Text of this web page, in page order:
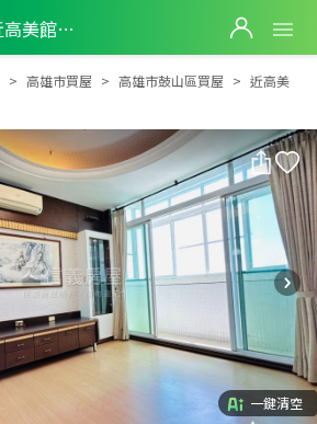
近高美館景觀３房平車
近高美館景觀３房平車
高雄市買屋 高雄市鼓山區買屋
近高美
一鍵清空